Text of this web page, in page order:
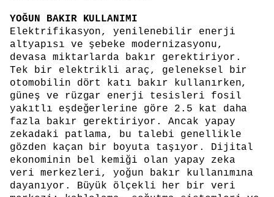
YOĞUN BAKIR KULLANIMI
Elektrifikasyon, yenilenebilir enerji
altyapısı ve şebeke modernizasyonu,
devasa miktarlarda bakır gerektiriyor.
Tek bir elektrikli araç, geleneksel bir
otomobilin dört katı bakır kullanırken,
güneş ve rüzgar enerji tesisleri fosil
yakıtlı eşdeğerlerine göre 2.5 kat daha
fazla bakır gerektiriyor. Ancak yapay
zekadaki patlama, bu talebi genellikle
gözden kaçan bir boyuta taşıyor. Dijital
ekonominin bel kemiği olan yapay zeka
veri merkezleri, yoğun bakır kullanımına
dayanıyor. Büyük ölçekli her bir veri